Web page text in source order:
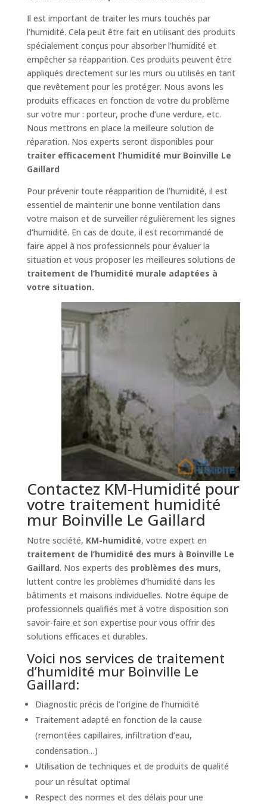
Il est important de traiter les murs touchés par
l’humidité. Cela peut être fait en utilisant des produits
spécialement conçus pour absorber l’humidité et
empêcher sa réapparition. Ces produits peuvent être
appliqués directement sur les murs ou utilisés en tant
que revêtement pour les protéger. Nous avons les
produits efficaces en fonction de votre du problème
sur votre mur : porteur, proche d’une verdure, etc.
Nous mettrons en place la meilleure solution de
réparation. Nos experts seront disponibles pour
traiter efficacement l’humidité mur Boinville Le
Gaillard
Pour prévenir toute réapparition de l’humidité, il est
essentiel de maintenir une bonne ventilation dans
votre maison et de surveiller régulièrement les signes
d’humidité. En cas de doute, il est recommandé de
faire appel à nos professionnels pour évaluer la
situation et vous proposer les meilleures solutions de
traitement de l’humidité murale adaptées à
votre situation.
Contactez KM-Humidité pour
votre traitement humidité
mur Boinville Le Gaillard
Notre société, KM-humidité, votre expert en
traitement de l’humidité des murs à Boinville Le
Gaillard. Nos experts des problèmes des murs,
luttent contre les problèmes d’humidité dans les
bâtiments et maisons individuelles. Notre équipe de
professionnels qualifiés met à votre disposition son
savoir-faire et son expertise pour vous offrir des
solutions efficaces et durables.
Voici nos services de traitement
d’humidité mur Boinville Le
Gaillard:
Diagnostic précis de l’origine de l’humidité
Traitement adapté en fonction de la cause
(remontées capillaires, infiltration d’eau,
condensation…)
Utilisation de techniques et de produits de qualité
pour un résultat optimal
Respect des normes et des délais pour une